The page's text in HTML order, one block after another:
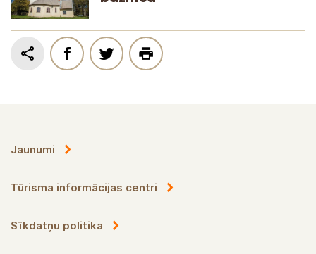
Jaunumi
Tūrisma informācijas centri
Sīkdatņu politika